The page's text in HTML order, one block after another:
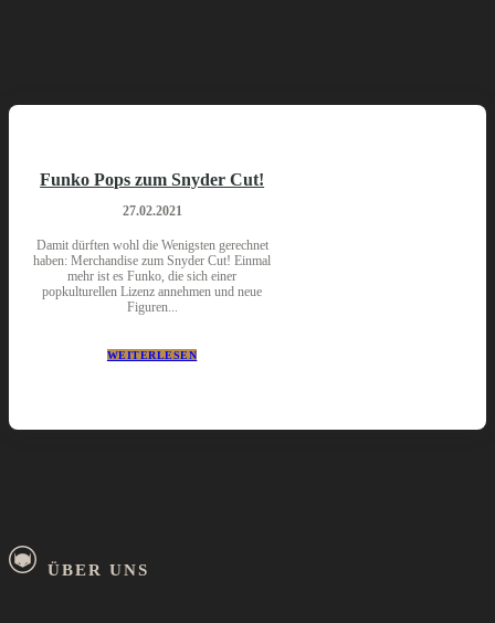
Funko Pops zum Snyder Cut!
27.02.2021
Damit dürften wohl die Wenigsten gerechnet
haben: Merchandise zum Snyder Cut! Einmal
mehr ist es Funko, die sich einer
popkulturellen Lizenz annehmen und neue
Figuren...
WEITERLESEN
ÜBER UNS